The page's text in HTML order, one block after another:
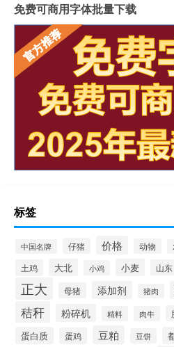
免费可商用字体批量下载
标签
中国名牌 仔猪 价格 动物
土鸡 大北 小鸡 小麦 山东
正大 母猪 添加剂 猪肉
秸秆 粉碎机 精料 肉牛
蛋白质 蛋鸡 豆粕 豆饼